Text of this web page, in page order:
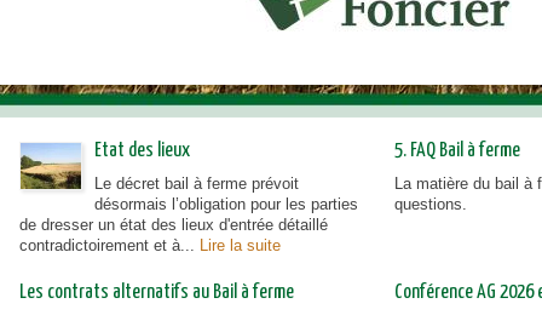
Etat des lieux
Le décret bail à ferme prévoit
désormais l’obligation pour les parties
de dresser un état des lieux d'entrée détaillé
contradictoirement et à... Lire la suite
5. FAQ Bail à ferme
La matière du bail à
questions.
Les contrats alternatifs au Bail à ferme Conférence AG